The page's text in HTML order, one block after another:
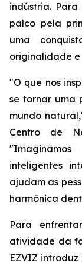
indústria.
palco pela
uma
originalidade e
"O que nos
se tornar uma
mundo
Centro de
inteligentes
ajudam as
harmônica
Para
atividade da
EZVIZ